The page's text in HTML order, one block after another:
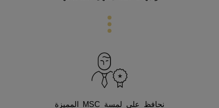
نحافظ على لمسة MSC المميزة